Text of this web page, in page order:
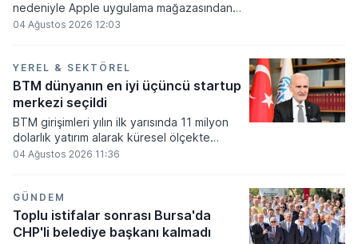
nedeniyle Apple uygulama mağazasından
geçici olarak kaldırıldı. Yapılan
erişime açıldı.
04 Ağustos 2026 12:03
YEREL & SEKTÖREL
BTM dünyanın en iyi üçüncü startup
merkezi seçildi
BTM girişimleri yılın ilk yarısında 11 milyon
dolarlık yatırım alarak küresel ölçekte
önemli bir başarıya imza attı. İstanbul
değerlemesinin 560 milyon doları aşarak
dünyadaki en iyi üçüncü startup merkezi
konumuna yükseldiğini açıkladı.
04 Ağustos 2026 11:36
GÜNDEM
Toplu istifalar sonrası Bursa'da
CHP'li belediye başkanı kalmadı